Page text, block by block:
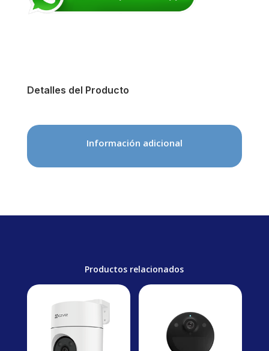
Detalles del Producto
Información adicional
Productos relacionados